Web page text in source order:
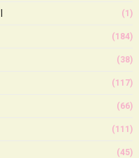
(1)
(184)
(38)
(117)
(66)
(111)
(45)